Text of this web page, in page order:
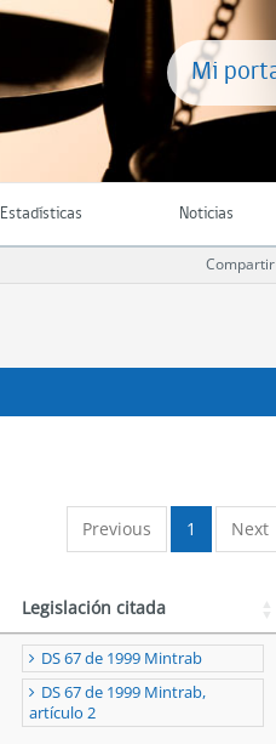
Mi
Estadísticas Noticias
Compartir
Previous 1 Next
Legislación citada
DS 67 de 1999 Mintrab
DS 67 de 1999 Mintrab,
artículo 2